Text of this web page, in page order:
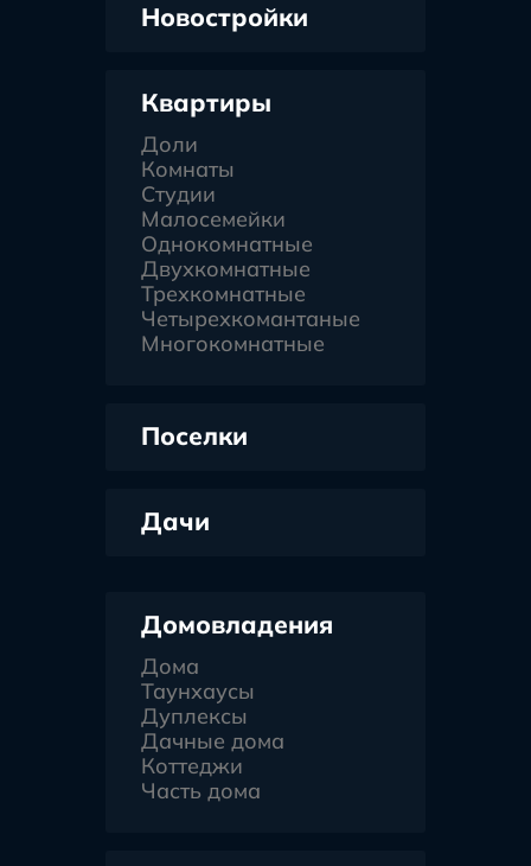
Новостройки
Квартиры
Доли
Комнаты
Студии
Малосемейки
Однокомнатные
Двухкомнатные
Трехкомнатные
Четырехкомантаные
Многокомнатные
Поселки
Дачи
Домовладения
Дома
Таунхаусы
Дуплексы
Дачные дома
Коттеджи
Часть дома